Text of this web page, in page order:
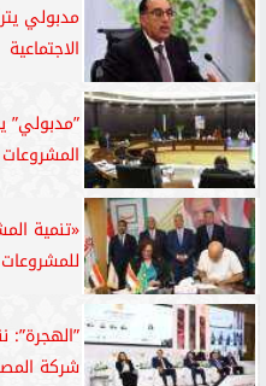
مدبولي
الاجتماعية
”مدبولي”
«تنمية
شركة